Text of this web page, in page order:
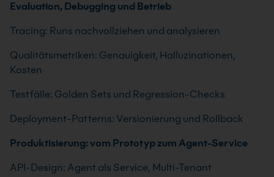
Evaluation, Debugging und Betrieb
Tracing: Runs nachvollziehen und analysieren
Qualitätsmetriken: Genauigkeit, Halluzinationen,
Kosten
Testfälle: Golden Sets und Regression-Checks
Deployment-Patterns: Versionierung und Rollback
Produktisierung: vom Prototyp zum Agent-Service
API-Design: Agent als Service, Multi-Tenant